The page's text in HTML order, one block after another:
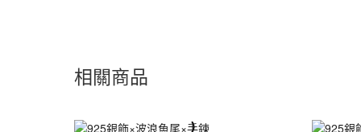
相關商品